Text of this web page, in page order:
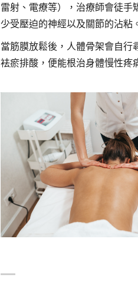
雷射、電療等），治療師會徒
少受壓迫的神經以及關節的沾粘
當筋膜放鬆後，人體骨架會自
袪瘀排酸，便能根治身體慢性疼